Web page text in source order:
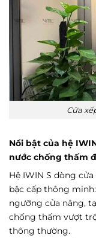
Cửa
Nổi bật của hệ
nước chống thấm
Hệ IWIN S dòng
bậc cấp thông
ngưỡng cửa nâng,
chống thấm vượt
thông thường.